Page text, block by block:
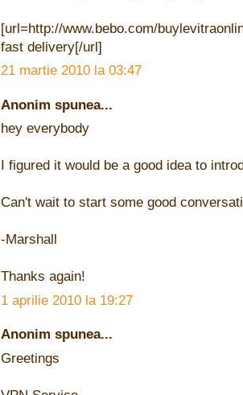
[url=http://www.bebo.com/
fast delivery[/url]
21 martie 2010 la 03:47
Anonim spunea...
hey everybody
I figured it would be a good idea to
Can't wait to start some good
-Marshall
Thanks again!
1 aprilie 2010 la 19:27
Anonim spunea...
Greetings